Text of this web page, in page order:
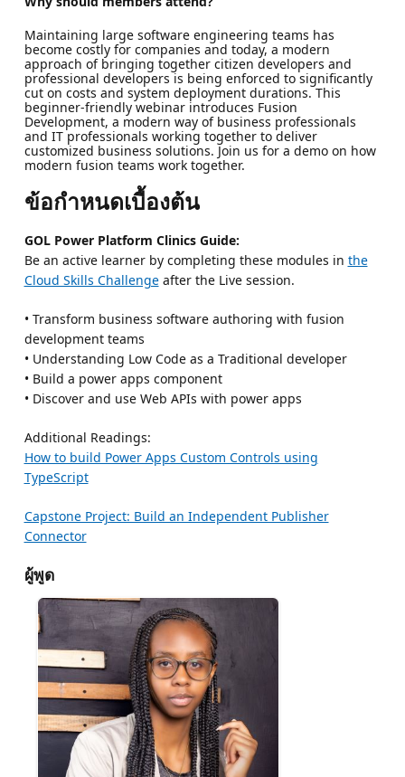
Maintaining large software engineering teams has
become costly for companies and today, a modern
approach of bringing together citizen developers and
professional developers is being enforced to significantly
cut on costs and system deployment durations. This
beginner-friendly webinar introduces Fusion
Development, a modern way of business professionals
and IT professionals working together to deliver
customized business solutions. Join us for a demo on how
modern fusion teams work together.
ข้อกำหนดเบื้องต้น
GOL Power Platform Clinics Guide:
Be an active learner by completing these modules in the
Cloud Skills Challengeafter the Live session.
• Transform business software authoring with fusion
development teams
• Understanding Low Code as a Traditional developer
• Build a power apps component
• Discover and use Web APIs with power apps
Additional Readings:
How to build Power Apps Custom Controls using
TypeScript
Capstone Project: Build an Independent Publisher
Connector
ผู้พูด